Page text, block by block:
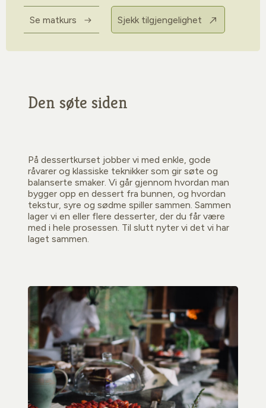
Se matkurs Sjekk tilgjengelighet
Den søte siden
På dessertkurset jobber vi med enkle, gode
råvarer og klassiske teknikker som gir søte og
balanserte smaker. Vi går gjennom hvordan man
bygger opp en dessert fra bunnen, og hvordan
tekstur, syre og sødme spiller sammen. Sammen
lager vi en eller flere desserter, der du får være
med i hele prosessen. Til slutt nyter vi det vi har
laget sammen.